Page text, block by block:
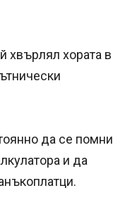
хвърлял хората в
да се помни
и да